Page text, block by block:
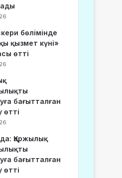
бөлімінде
қызмет күні»
өтті
бағытталған
өтті
Қаржылық
бағытталған
өтті